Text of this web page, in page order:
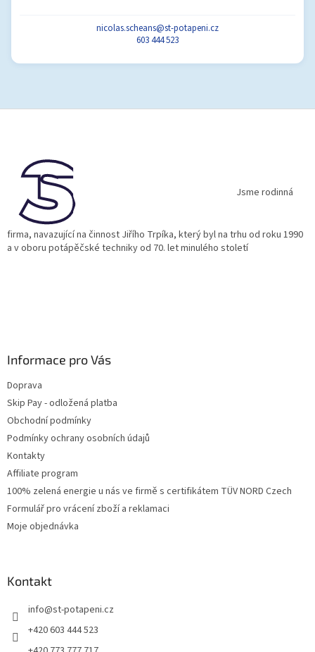
nicolas.scheans@st-potapeni.cz
603 444 523
Jsme rodinná
firma, navazující na činnost Jiřího Trpíka, který byl na trhu od roku 1990
a v oboru potápěčské techniky od 70. let minulého století
Informace pro Vás
Doprava
Skip Pay - odložená platba
Obchodní podmínky
Podmínky ochrany osobních údajů
Kontakty
Affiliate program
100% zelená energie u nás ve firmě s certifikátem TÜV NORD Czech
Formulář pro vrácení zboží a reklamaci
Moje objednávka
Kontakt
info@st-potapeni.cz
+420 603 444 523